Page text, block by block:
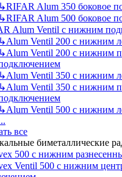
↳RIFAR Alum 350 боковое
↳RIFAR Alum 500 боковое
Alum Ventil с нижним
↳Alum Ventil 200 с нижним
↳Alum Ventil 200 с нижним
↳Alum Ventil 350 с нижним
↳Alum Ventil 350 с нижним
↳Alum Ventil 500 с нижним
все
биметаллические
500 с нижним
Ventil 500 с нижним